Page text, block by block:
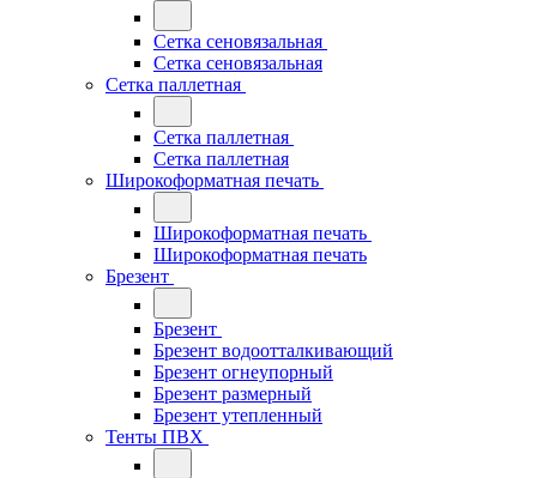
Сетка сеновязальная
Сетка сеновязальная
Сетка паллетная
Сетка паллетная
Сетка паллетная
Широкоформатная печать
Широкоформатная печать
Широкоформатная печать
Брезент
Брезент
Брезент водоотталкивающий
Брезент огнеупорный
Брезент размерный
Брезент утепленный
Тенты ПВХ